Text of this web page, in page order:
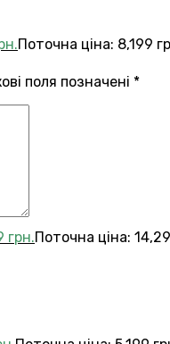
Поточна ціна: 8,199
грн.Поточна ціна:
поля позначені *